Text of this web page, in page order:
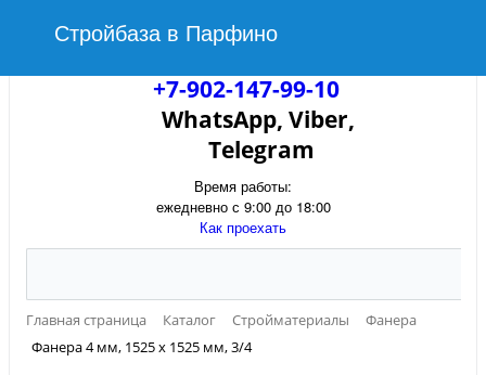
Стройбаза в Парфино
+7-902-147-99-10
WhatsApp, Viber,
Telegram
Время работы:
ежедневно с 9:00 до 18:00
Как проехать
Главная страница Каталог Стройматериалы
Фанера
Фанера 4 мм, 1525 х 1525 мм, 3/4